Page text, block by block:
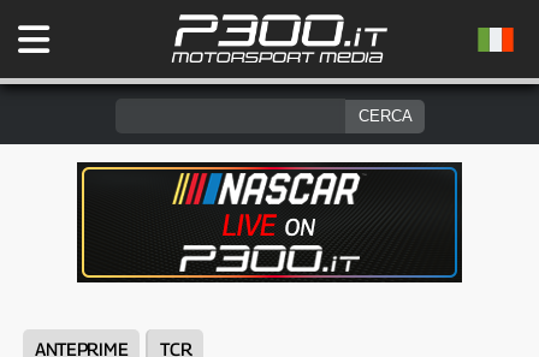
ANTEPRIME TCR